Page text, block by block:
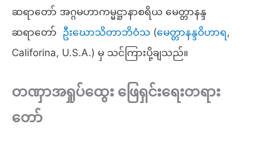
ဆရာတော် အဂ္ဂမဟာကမ္မဋ္ဌာနာစရိယ မေတ္တာနန္ဒ
ဆရာတော် ဦးဃောသိတာဘိဝံသ (မေတ္တာနန္ဒဝိဟာရ,
Califorina, U.S.A.) မှ သင်ကြားပို့ချသည်။
တဏှာအရှုပ်ထွေး ဖြေရှင်းရေးတရား
တော်